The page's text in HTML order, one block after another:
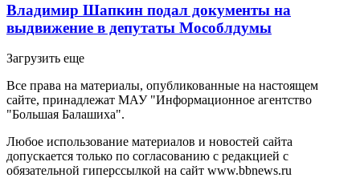
Владимир Шапкин подал документы на
выдвижение в депутаты Мособлдумы
Загрузить еще
Все права на материалы, опубликованные на настоящем
сайте, принадлежат МАУ "Информационное агентство
"Большая Балашиха".
Любое использование материалов и новостей сайта
допускается только по согласованию с редакцией с
обязательной гиперссылкой на сайт www.bbnews.ru